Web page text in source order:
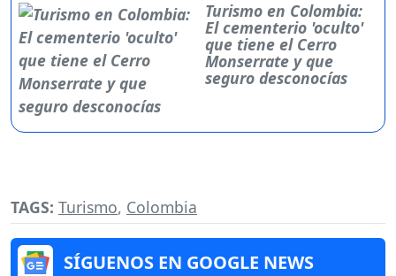
Turismo en Colombia:
El cementerio 'oculto'
que tiene el Cerro
Monserrate y que
seguro desconocías
TAGS: Turismo, Colombia
SÍGUENOS EN GOOGLE NEWS